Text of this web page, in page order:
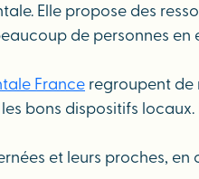
Elle propose des
de personnes en
France regroupent de
bons dispositifs
et leurs proches,